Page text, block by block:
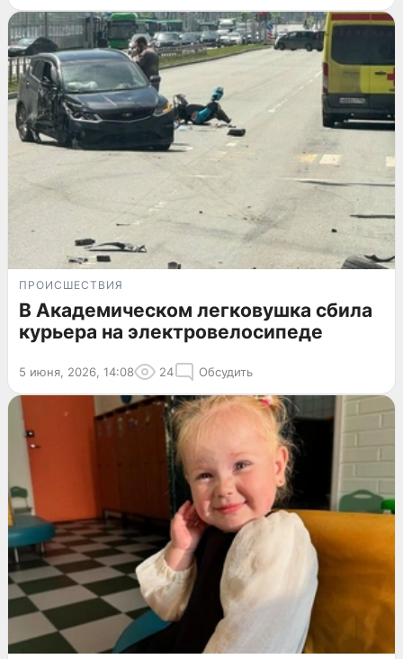
ПРОИСШЕСТВИЯ
В Академическом легковушка сбила
курьера на электровелосипеде
5 июня, 2026, 14:08 24 Обсудить